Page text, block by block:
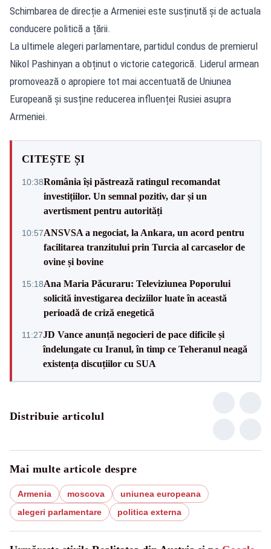
Schimbarea de direcție a Armeniei este susținută și de actuala
conducere politică a țării.
La ultimele alegeri parlamentare, partidul condus de premierul
Nikol Pashinyan a obținut o victorie categorică. Liderul armean
promovează o apropiere tot mai accentuată de Uniunea
Europeană și susține reducerea influenței Rusiei asupra
Armeniei.
CITEȘTE ȘI
10:38România își păstrează ratingul recomandat
investițiilor. Un semnal pozitiv, dar și un
avertisment pentru autorități
10:57ANSVSA a negociat, la Ankara, un acord pentru
facilitarea tranzitului prin Turcia al carcaselor de
ovine și bovine
15:18Ana Maria Păcuraru: Televiziunea Poporului
solicită investigarea deciziilor luate în această
perioadă de criză enegetică
11:27JD Vance anunță negocieri de pace dificile și
îndelungate cu Iranul, în timp ce Teheranul neagă
existența discuțiilor cu SUA
Distribuie articolul
Mai multe articole despre
Armenia moscova
uniunea europeana
alegeri parlamentare
politica externa